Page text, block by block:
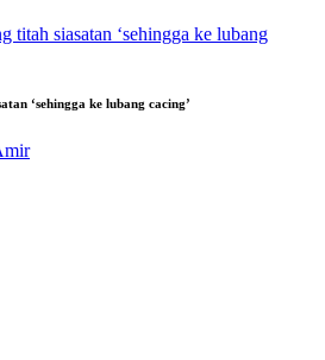
‘sehingga ke lubang cacing’